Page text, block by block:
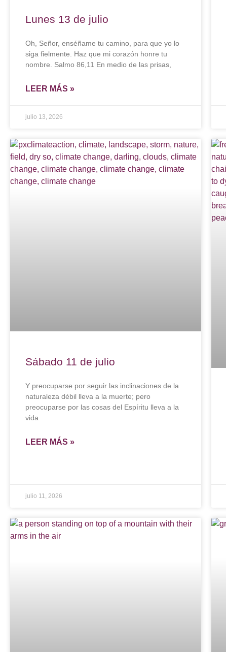
Lunes 13 de julio
Oh, Señor, enséñame tu camino, para que yo lo
siga fielmente. Haz que mi corazón honre tu
nombre. Salmo 86,11 En medio de las prisas,
LEER MÁS »
julio 13, 2026
Sábado 11 de julio
Y preocuparse por seguir las inclinaciones de la
naturaleza débil lleva a la muerte; pero
preocuparse por las cosas del Espíritu lleva a la
vida
LEER MÁS »
julio 11, 2026